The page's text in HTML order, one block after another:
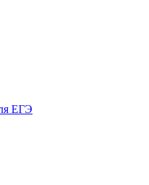
ЕГЭ